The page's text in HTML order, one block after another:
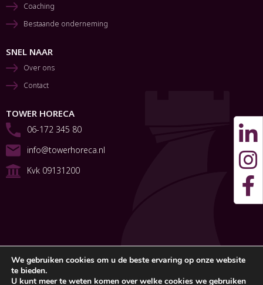
Coaching
Bestaande onderneming
SNEL NAAR
Over ons
Contact
TOWER HORECA
06-172 345 80
info@towerhoreca.nl
Kvk 09131200
We gebruiken cookies om u de beste ervaring op onze website
te bieden.
U kunt meer te weten komen over welke cookies we gebruiken